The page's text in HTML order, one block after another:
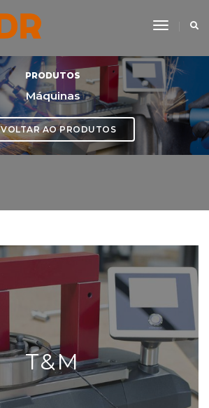
Toggle
PRODUTOS
Máquinas
VOLTAR AO PRODUTOS
T&M